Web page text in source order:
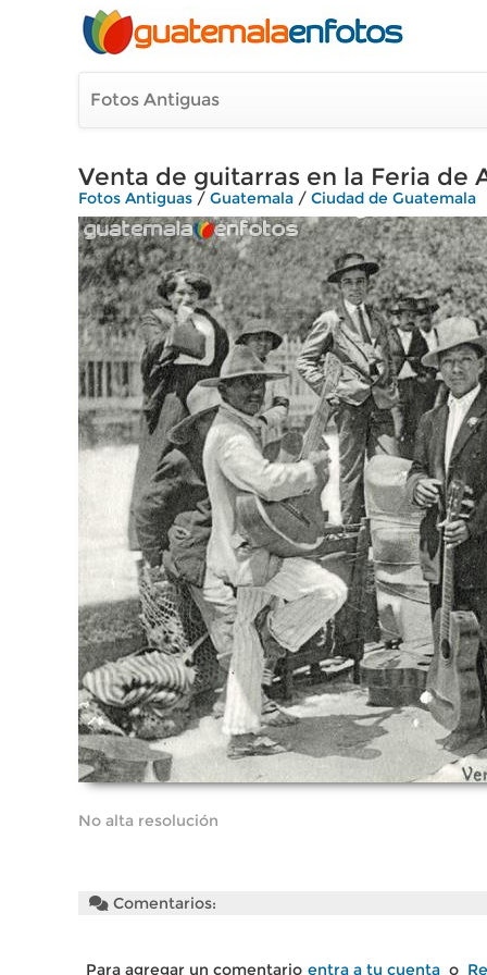
Fotos Antiguas
Venta de guitarras en la Feria de
Fotos Antiguas / Guatemala / Ciudad de Guatemala
No alta resolución
Comentarios:
Para agregar un comentario entra a tu cuenta o